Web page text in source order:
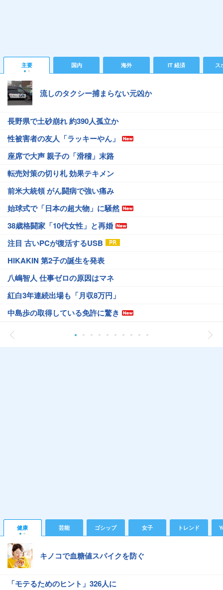
主要 国内 海外 IT 経済 ス
流しのタクシー捕まらない元凶か
長野県で土砂崩れ 約390人孤立か
性被害者の友人「ラッキーやん」
座席で大声 親子の「滑稽」末路
転売対策の切り札 効果テキメン
前米大統領 がん闘病で強い痛み
始球式で「日本の超大物」に騒然
38歳格闘家「10代女性」と再婚
注目 古いPCが復活するUSB
HIKAKIN 第2子の誕生を発表
八嶋智人 仕事ゼロの原因はマネ
紅白3年連続出場も「月収8万円」
中島歩の取得している免許に驚き
健康 芸能 ゴシップ 女子 トレンド
キノコで血糖値スパイクを防ぐ
「モテるためのヒント」326人に